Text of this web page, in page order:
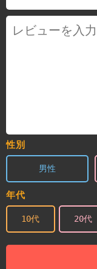
性別
男性
年代
10代 20代